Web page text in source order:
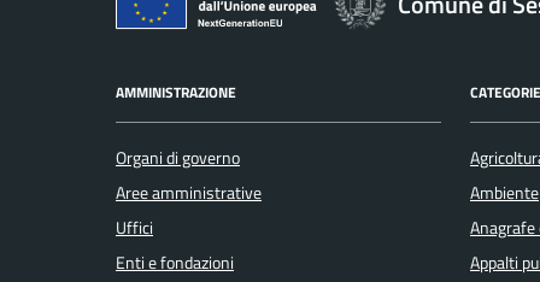
AMMINISTRAZIONE
Organi di governo
Aree amministrative
Uffici
Enti e fondazioni
Ambiente
Appalti